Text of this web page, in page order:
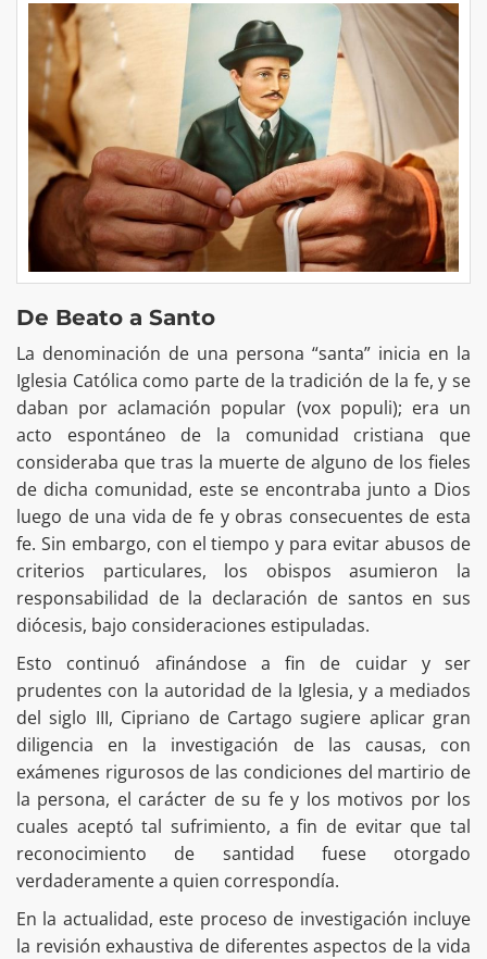
De Beato a Santo
La denominación de una persona “santa” inicia en la
Iglesia Católica como parte de la tradición de la fe, y se
daban por aclamación popular (vox populi); era un
acto espontáneo de la comunidad cristiana que
consideraba que tras la muerte de alguno de los fieles
de dicha comunidad, este se encontraba junto a Dios
luego de una vida de fe y obras consecuentes de esta
fe. Sin embargo, con el tiempo y para evitar abusos de
criterios particulares, los obispos asumieron la
responsabilidad de la declaración de santos en sus
diócesis, bajo consideraciones estipuladas.
Esto continuó afinándose a fin de cuidar y ser
prudentes con la autoridad de la Iglesia, y a mediados
del siglo III, Cipriano de Cartago sugiere aplicar gran
diligencia en la investigación de las causas, con
exámenes rigurosos de las condiciones del martirio de
la persona, el carácter de su fe y los motivos por los
cuales aceptó tal sufrimiento, a fin de evitar que tal
reconocimiento de santidad fuese otorgado
verdaderamente a quien correspondía.
En la actualidad, este proceso de investigación incluye
la revisión exhaustiva de diferentes aspectos de la vida